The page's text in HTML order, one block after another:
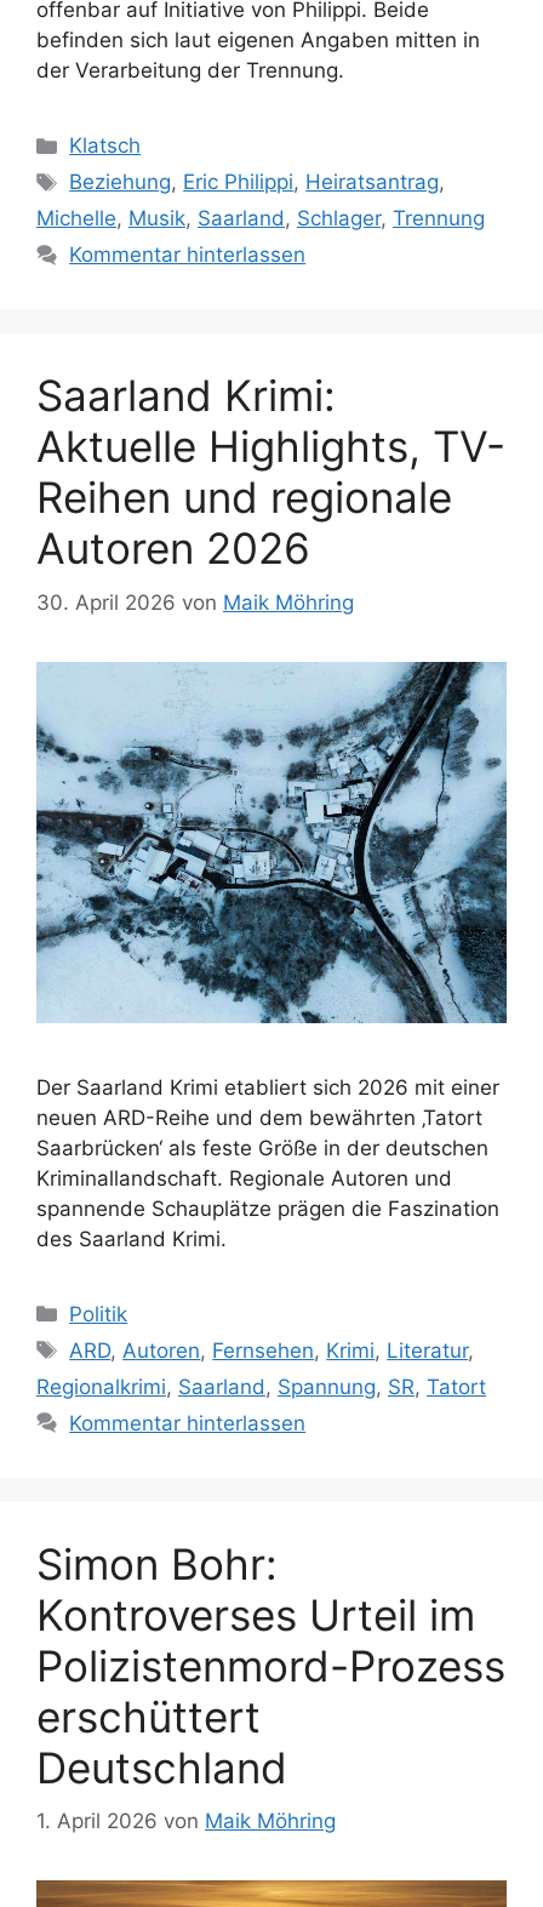
offenbar auf Initiative von Philippi. Beide
befinden sich laut eigenen Angaben mitten in
der Verarbeitung der Trennung.
Kategorien
Klatsch
Schlagwörter
Beziehung, Eric Philippi, Heiratsantrag,
Michelle, Musik, Saarland, Schlager, Trennung
Kommentar hinterlassen
Saarland Krimi:
Aktuelle Highlights, TV-
Reihen und regionale
Autoren 2026
30. April 2026 von Maik Möhring
Der Saarland Krimi etabliert sich 2026 mit einer
neuen ARD-Reihe und dem bewährten ‚Tatort
Saarbrücken‘ als feste Größe in der deutschen
Kriminallandschaft. Regionale Autoren und
spannende Schauplätze prägen die Faszination
des Saarland Krimi.
Kategorien
Politik
Schlagwörter
ARD, Autoren, Fernsehen, Krimi, Literatur,
Regionalkrimi, Saarland , Spannung, SR, Tatort
Kommentar hinterlassen
Simon Bohr:
Kontroverses Urteil im
Polizistenmord-Prozess
erschüttert
Deutschland
1. April 2026 von Maik Möhring